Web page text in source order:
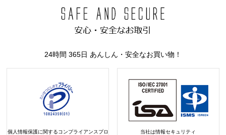
24時間 365日 あんしん・安全なお買い物！
個人情報保護に関するコンプライアンスプロ
当社は情報セキュリティ